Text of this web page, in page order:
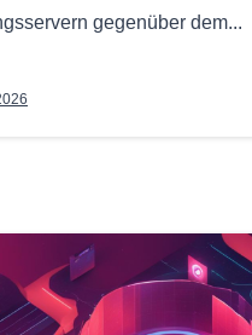
gegenüber dem...